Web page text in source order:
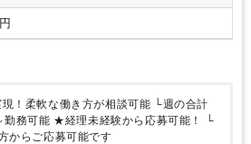
円
！柔軟な働き方が相談可能 └週の合計
勤務可能 ★経理未経験から応募可能！
└
からご応募可能です